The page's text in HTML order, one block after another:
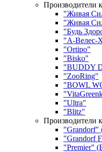
Производители
"Живая
"Живая
"Будь
"А-Велес-
"Ortipo"
"Bisko"
"BUDDY
"ZooRing"
"BOWL
"Ultra"
"Blitz"
Производители
"Grandorf"
"Grandorf
"Premier"